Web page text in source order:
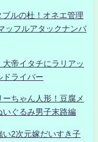
ルの杜！オネエ管理
ッフルアタックナンバ
帝イタチにラリアッ
ドライバー
ちゃん人形！豆腐メ
いぐるみ男子末路編
い2次元嫁だいすき子